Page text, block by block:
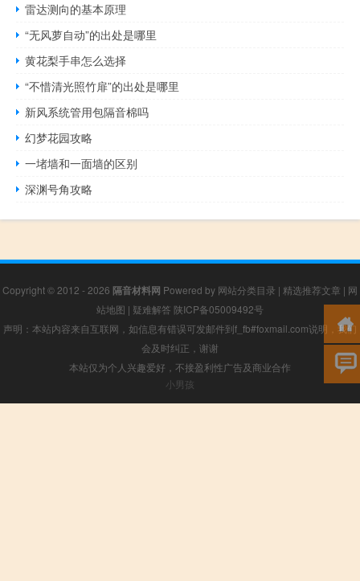
雷达测向的基本原理
“无风萝自动”的出处是哪里
黄花梨手串怎么选择
“不惜清光照竹扉”的出处是哪里
新风系统管用包隔音棉吗
幻梦花园攻略
一堵墙和一面墙的区别
深渊号角攻略
Copyright © 2012 - 2026 隔音材料网 Powered by 网站分类目录 | 精选推荐文章 | 网
站地图 | 疑难解答 陕ICP备05009492号
声明：本站内容来自互联网，如信息有错误可发邮件到f_fb#foxmail.com说明，我们
会及时纠正，谢谢
本站仅为个人兴趣爱好，不接盈利性广告及商业合作
小男孩